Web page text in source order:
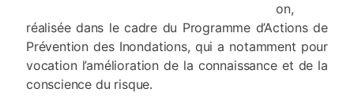
on,
réalisée dans le cadre du Programme d’Actions de
Prévention des Inondations, qui a notamment pour
vocation l’amélioration de la connaissance et de la
conscience du risque.